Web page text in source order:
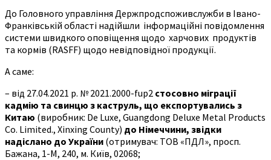
До Головного управління Держпродспоживслужби в Івано-
Франківській області надійшли інформаційні повідомлення
системи швидкого оповіщення щодо харчових продуктів
та кормів (RASFF) щодо невідповідної продукції.
А саме:
– від 27.04.2021 р. № 2021.2000-fup2 стосовно міграції
кадмію та свинцю з каструль, що експортувались з
Китаю (виробник: De Luxe, Guangdong Deluxe Metal Products
Co. Limited., Xinxing County) до Німеччини, звідки
надіслано до України (отримувач: ТОВ «ПДЛ», просп.
Бажана, 1-М, 240, м. Київ, 02068;